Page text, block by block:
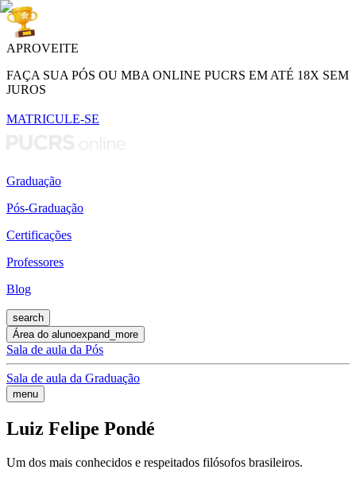
APROVEITE
FAÇA SUA PÓS OU MBA ONLINE PUCRS EM ATÉ 18X SEM
JUROS
MATRICULE-SE
Graduação
Pós-Graduação
Certificações
Professores
Blog
search
Área do alunoexpand_more
Sala de aula da Pós
Sala de aula da Graduação
menu
Luiz Felipe Pondé
Um dos mais conhecidos e respeitados filósofos brasileiros.